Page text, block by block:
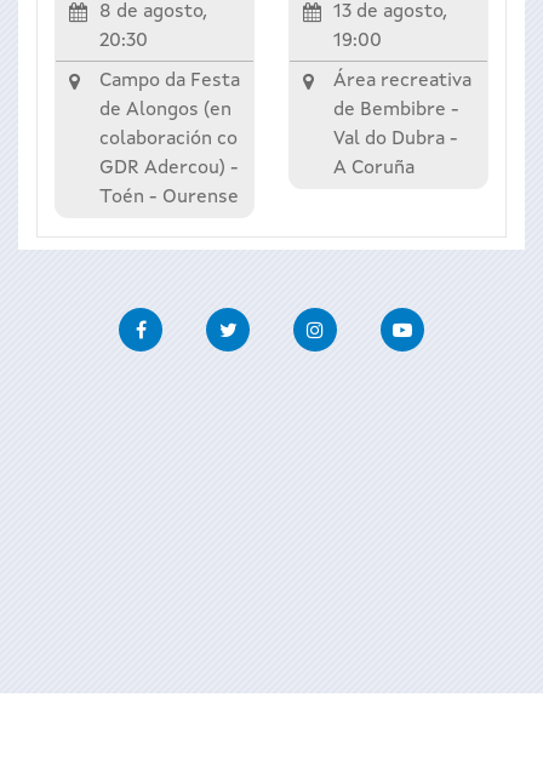
8 de agosto,
20:30
Campo da Festa
de Alongos (en
colaboración co
GDR Adercou) -
Toén - Ourense
13 de agosto,
19:00
Área recreativa
de Bembibre -
Val do Dubra -
A Coruña
FacebookTwitter InstagramYoutube